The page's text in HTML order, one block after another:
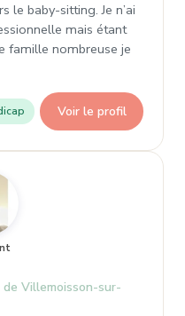
le baby-sitting. Je n’ai
mais étant
famille nombreuse je
Voir le profil
de Villemoisson-sur-